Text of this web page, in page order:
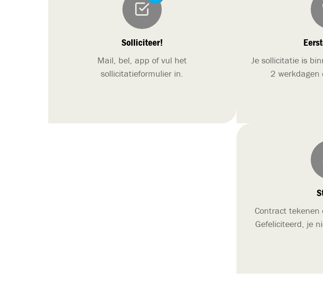
Solliciteer!
Mail, bel, app of vul het
sollicitatieformulier in.
Je sollicitatie is
2 werkdagen
Contract
Gefeliciteerd, je